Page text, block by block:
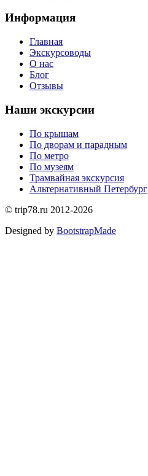
Информация
Главная
Экскурсоводы
О нас
Блог
Отзывы
Наши экскурсии
По крышам
По дворам и парадным
По метро
По музеям
Трамвайная экскурсия
Альтернативный Петербург
© trip78.ru 2012-2026
Designed by BootstrapMade